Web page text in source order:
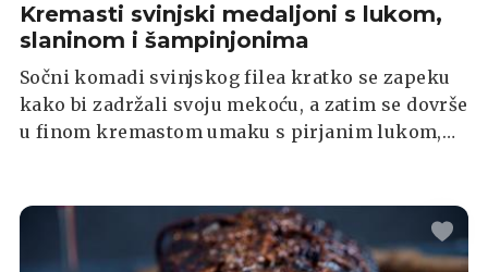
Kremasti svinjski medaljoni s lukom,
slaninom i šampinjonima
Sočni komadi svinjskog filea kratko se zapeku
kako bi zadržali svoju mekoću, a zatim se dovrše
u finom kremastom umaku s pirjanim lukom,
tjesteninom ili rižom.